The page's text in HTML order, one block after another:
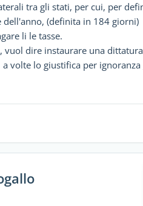
tra gli stati, per cui, per
(definita in 184
li le tasse.
dire instaurare una dittatura
volte lo giustifica per ignoranza